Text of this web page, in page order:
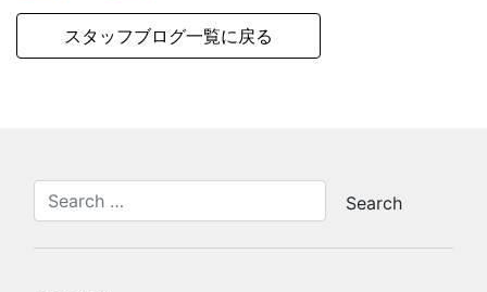
スタッフブログ一覧に戻る